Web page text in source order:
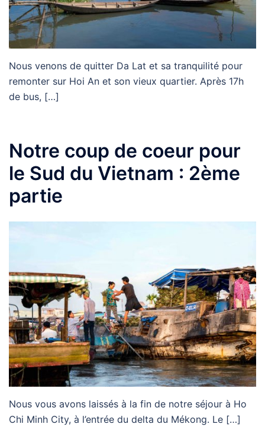
Nous venons de quitter Da Lat et sa tranquilité pour
remonter sur Hoi An et son vieux quartier. Après 17h
de bus, […]
Notre coup de coeur pour
le Sud du Vietnam : 2ème
partie
Nous vous avons laissés à la fin de notre séjour à Ho
Chi Minh City, à l’entrée du delta du Mékong. Le […]